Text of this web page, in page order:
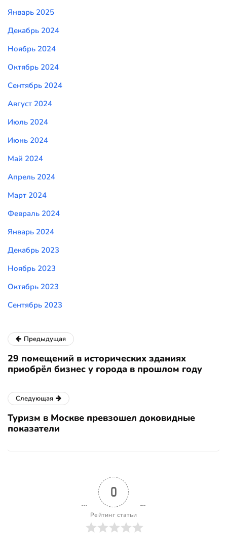
Январь 2025
Декабрь 2024
Ноябрь 2024
Октябрь 2024
Сентябрь 2024
Август 2024
Июль 2024
Июнь 2024
Май 2024
Апрель 2024
Март 2024
Февраль 2024
Январь 2024
Декабрь 2023
Ноябрь 2023
Октябрь 2023
Сентябрь 2023
Предыдущая
29 помещений в исторических зданиях
приобрёл бизнес у города в прошлом году
Следующая
Туризм в Москве превзошел доковидные
показатели
0
Рейтинг статьи